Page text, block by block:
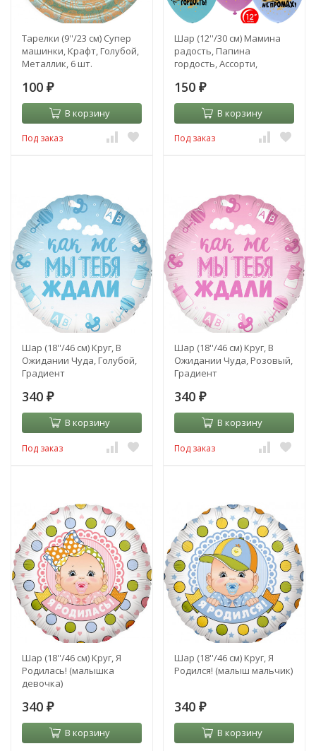
Тарелки (9''/23 см) Супер
машинки, Крафт, Голубой,
Металлик, 6 шт.
100 ₽
В корзину
Под заказ
Шар (12''/30 см) Мамина
радость, Папина
гордость, Ассорти,
150 ₽
В корзину
Под заказ
Шар (18''/46 см) Круг, В
Ожидании Чуда, Голубой,
Градиент
340 ₽
В корзину
Под заказ
Шар (18''/46 см) Круг, В
Ожидании Чуда, Розовый,
Градиент
340 ₽
В корзину
Под заказ
Шар (18''/46 см) Круг, Я
Родилась! (малышка
девочка)
340 ₽
В корзину
Шар (18''/46 см) Круг, Я
Родился! (малыш мальчик)
340 ₽
В корзину